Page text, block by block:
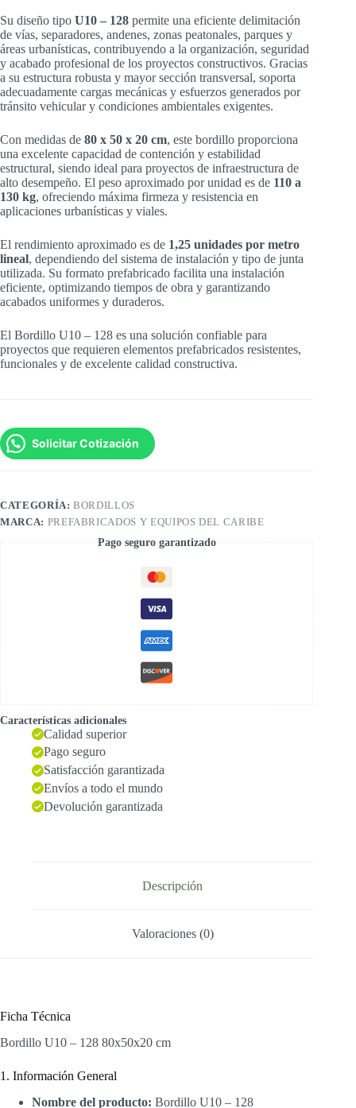
Su diseño tipo U10 – 128 permite una eficiente delimitación
de vías, separadores, andenes, zonas peatonales, parques y
áreas urbanísticas, contribuyendo a la organización, seguridad
y acabado profesional de los proyectos constructivos. Gracias
a su estructura robusta y mayor sección transversal, soporta
adecuadamente cargas mecánicas y esfuerzos generados por
tránsito vehicular y condiciones ambientales exigentes.
Con medidas de 80 x 50 x 20 cm, este bordillo proporciona
una excelente capacidad de contención y estabilidad
estructural, siendo ideal para proyectos de infraestructura de
alto desempeño. El peso aproximado por unidad es de 110 a
130 kg, ofreciendo máxima firmeza y resistencia en
aplicaciones urbanísticas y viales.
El rendimiento aproximado es de 1,25 unidades por metro
lineal, dependiendo del sistema de instalación y tipo de junta
utilizada. Su formato prefabricado facilita una instalación
eficiente, optimizando tiempos de obra y garantizando
acabados uniformes y duraderos.
El Bordillo U10 – 128 es una solución confiable para
proyectos que requieren elementos prefabricados resistentes,
funcionales y de excelente calidad constructiva.
Solicitar Cotización
CATEGORÍA:BORDILLOS
MARCA: PREFABRICADOS Y EQUIPOS DEL CARIBE
Pago seguro garantizado
Características adicionales
Calidad superior
Pago seguro
Satisfacción garantizada
Envíos a todo el mundo
Devolución garantizada
Descripción
Valoraciones (0)
Ficha Técnica
Bordillo U10 – 128 80x50x20 cm
1. Información General
Nombre del producto: Bordillo U10 – 128